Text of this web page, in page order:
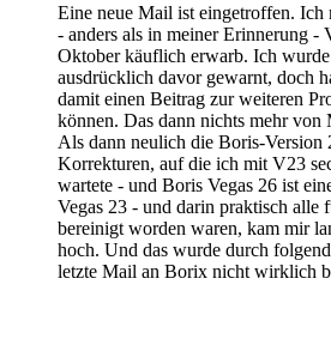
Eine neue Mail ist eingetroffen. Ich
- anders als in meiner Erinnerung -
Oktober käuflich erwarb. Ich
ausdrücklich davor gewarnt, doch
damit einen Beitrag zur weiteren
können. Das dann nichts mehr von
Als dann neulich die Boris-Version
Korrekturen, auf die ich mit V23
wartete - und Boris Vegas 26 ist
Vegas 23 - und darin praktisch alle
bereinigt worden waren, kam mir
hoch. Und das wurde durch
letzte Mail an Borix nicht wirklich